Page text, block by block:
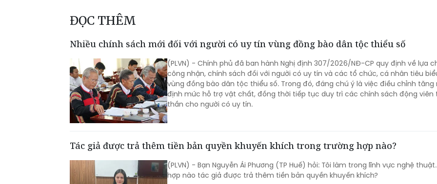
ĐỌC THÊM
Nhiều chính sách mới đối với người có uy tín vùng đồng bào dân tộc thiểu số
(PLVN) - Chính phủ đã ban hành Nghị định 307/2026/NĐ-CP quy định về lựa
công nhận, chính sách đối với người có uy tín và các tổ chức, cá nhân tiêu
vùng đồng bào dân tộc thiểu số. Trong đó, đáng chú ý là việc điều chỉnh tăng
định mức hỗ trợ vật chất, đồng thời tiếp tục duy trì các chính sách động viên
thần cho người có uy tín.
Tác giả được trả thêm tiền bản quyền khuyến khích trong trường hợp nào?
(PLVN) - Bạn Nguyễn Ái Phương (TP Huế) hỏi: Tôi làm trong lĩnh vực nghệ
hợp nào tác giả được trả thêm tiền bản quyền khuyến khích?